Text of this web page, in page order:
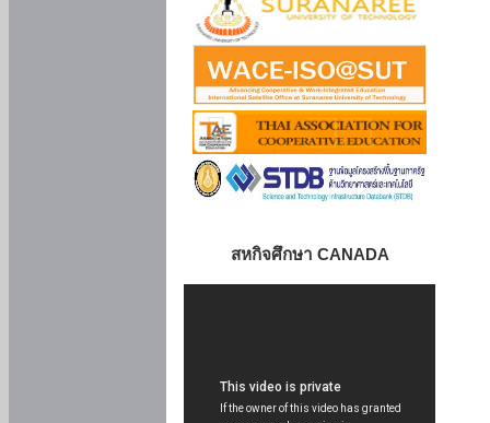
สหกิจศึกษา CANADA